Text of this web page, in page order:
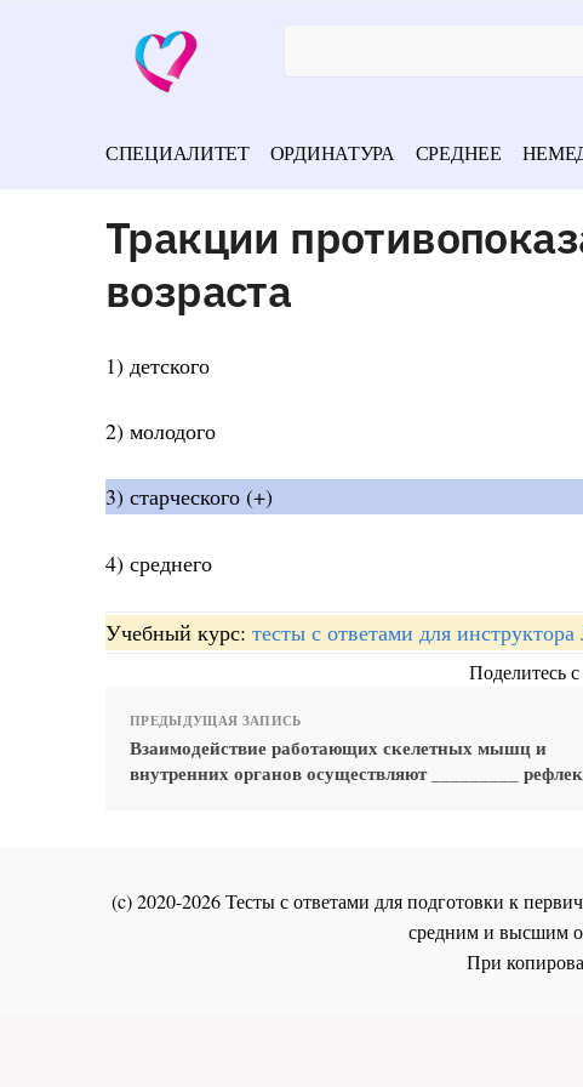
СПЕЦИАЛИТЕТ ОРДИНАТУРА СРЕДНЕЕ
Тракции
возраста
1) детского
2) молодого
3) старческого (+)
4) среднего
Учебный курс: тесты с ответами для
Поделитесь
ПРЕДЫДУЩАЯ ЗАПИСЬ
Взаимодействие работающих скелетных мышц и
внутренних органов осуществляют _________
(c) 2020-2026 Тесты с ответами для подготовки к
средним и высшим
При